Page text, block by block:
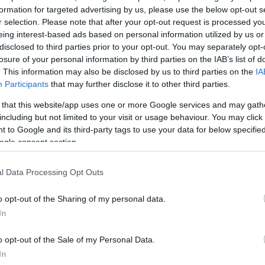
for targeted advertising by us, please use the below opt-out
selection. Please note that after your opt-out request is processed
interest-based ads based on personal information utilized by us
to third parties prior to your opt-out. You may separately
of your personal information by third parties on the IAB’s list of
This information may also be disclosed by us to third parties on the
Participants that may further disclose it to other third parties.
that this website/app uses one or more Google services and may
but not limited to your visit or usage behaviour. You may
to Google and its third-party tags to use your data for below
consent section.
Data Processing Opt Outs
opt-out of the Sharing of my personal data.
opt-out of the Sale of my Personal Data.
Στο vidcast μου στα “Νέα” μιλάμε για πράγματα
ή αυτά που ακούω από άλλους γονείς. Οπότε
τις δικές μου απορίες», είπε στη συνέχεια η
για τη μητρότητα.
το πόσο πολύ πιεζόμαστε οι γυναίκες, στο να
μαμά, τέλεια επαγγελματίας, τέλεια σύζυγος…
Όπως επίσης με εκνευρίζει πάρα πολύ αυτό με
πήρες”, τι πήρες, αν πήρες, αν δεν πήρες”.
χρειάζεται χρόνο και να επανέλθει και αν δεν
είναι, είναι μες στο παιχνίδι. Γιατί κι εγώ το
έλεγα “πω πω, δε θα είμαι όπως ήμουν”, αλλά όταν
έχω μπροστά μου, λέω “δεν πειράζει” και η
άκουσα την Κατερίνα που λέει για κυτταρίτιδα, δεν
ακόμα η γνωστή δημοσιογράφος.